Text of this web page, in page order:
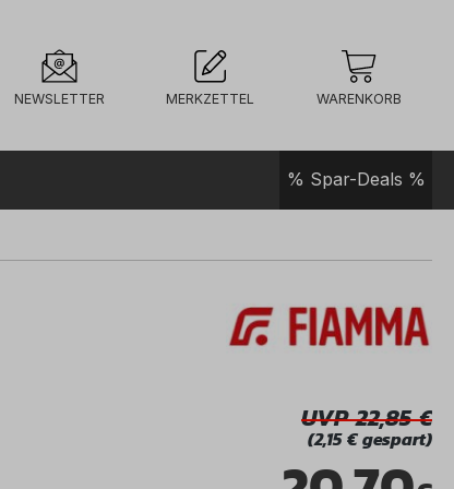
NEWSLETTER MERKZETTEL WARENKORB
% Spar-Deals %
UVP 22,85
(2,15 € gespart)